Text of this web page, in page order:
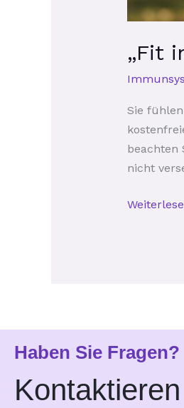
„Fit
Sie
beachten
nicht
Haben Sie Fragen?